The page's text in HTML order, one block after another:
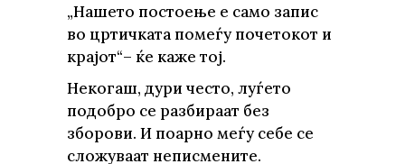
„Нашето постоење е само запис
во цртичката помеѓу почетокот и
крајот“– ќе каже тој.
Некогаш, дури често, луѓето
подобро се разбираат без
зборови. И поарно меѓу себе се
сложуваат неписмените.